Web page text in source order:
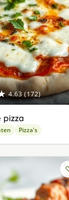
4.63 (172)
pizza
Pizza's